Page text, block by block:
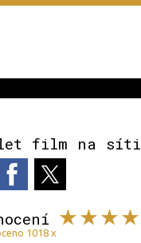
film na síti
1018 x